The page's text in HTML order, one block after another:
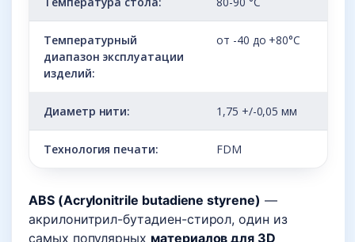
Температурный
диапазон эксплуатации
изделий:
от -40 до +80°С
Диаметр нити: 1,75 +/-0,05 мм
Технология печати: FDM
ABS (Acrylonitrile butadiene styrene) —
акрилонитрил-бутадиен-стирол, один из
самых популярных материалов для 3D